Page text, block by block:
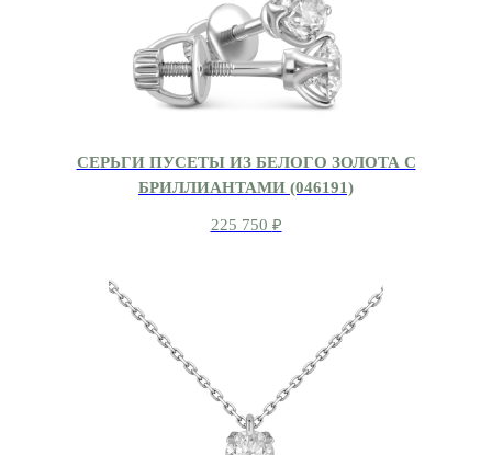
СЕРЬГИ ПУСЕТЫ ИЗ БЕЛОГО ЗОЛОТА С
БРИЛЛИАНТАМИ (046191)
225 750 ₽